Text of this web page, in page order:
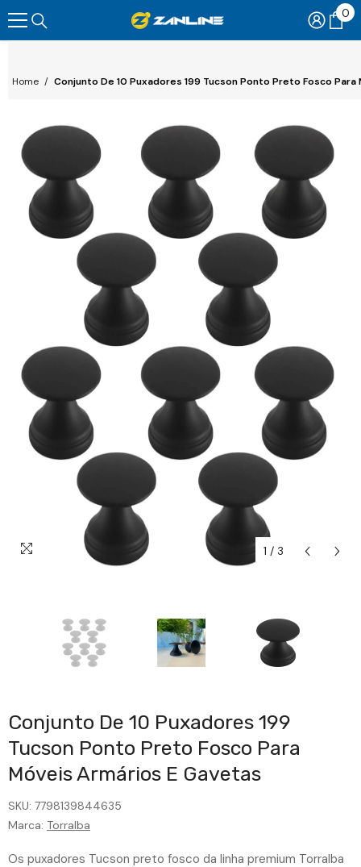
Pular Para O Conteúdo 00
Home / Conjunto De 10 Puxadores 199 Tucson Ponto Preto Fosco
1 / 3
Conjunto De 10 Puxadores 199
Tucson Ponto Preto Fosco Para
Móveis Armários E Gavetas
Marca: Torralba
SKU: 7798139844635
Os puxadores Tucson preto fosco da linha premium Torralba